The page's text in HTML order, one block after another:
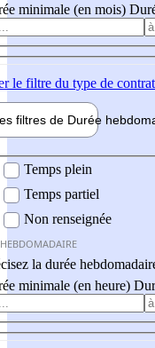
minimale (en mois)
le filtre du type de contrat
filtres de Durée hebdo
Temps plein
Temps partiel
Non renseignée
la durée
minimale (en heure)